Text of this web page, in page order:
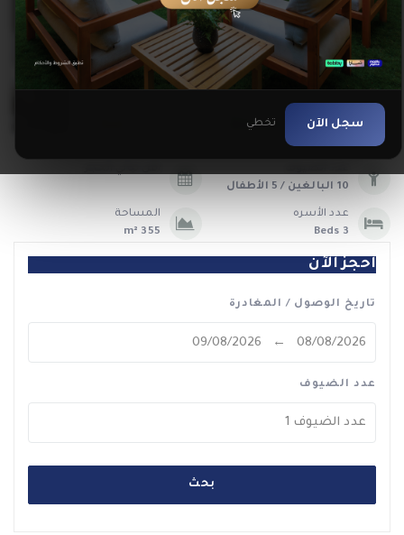
تخطي سجل الآن
3D شاهد الغرفة
10 البالغين / 5 الأطفال
عدد الأسره
3 Beds
المساحة
355 m²
احجز الآن
تاريخ الوصول / المغادرة
عدد الضيوف
عدد الضيوف 1
بحث